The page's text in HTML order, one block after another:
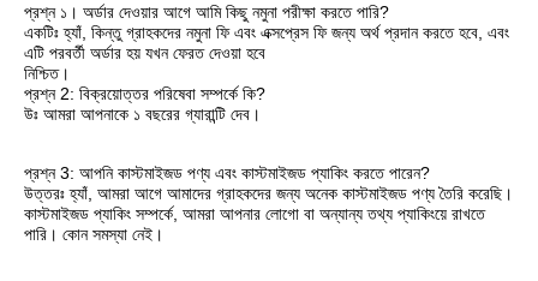
প্রশ্ন ১। অর্ডার দেওয়ার আগে আমি কিছু নমুনা পরীক্ষা করতে পারি?
একটিঃ হ্যাঁ, কিন্তু গ্রাহকদের নমুনা ফি এবং এক্সপ্রেস ফি জন্য অর্থ প্রদান করতে হবে, এবং
এটি পরবর্তী অর্ডার হয় যখন ফেরত দেওয়া হবে
নিশ্চিত।
প্রশ্ন 2: বিক্রয়োত্তর পরিষেবা সম্পর্কে কি?
উঃ আমরা আপনাকে ১ বছরের গ্যারান্টি দেব।
প্রশ্ন 3: আপনি কাস্টমাইজড পণ্য এবং কাস্টমাইজড প্যাকিং করতে পারেন?
উত্তরঃ হ্যাঁ, আমরা আগে আমাদের গ্রাহকদের জন্য অনেক কাস্টমাইজড পণ্য তৈরি করেছি।
কাস্টমাইজড প্যাকিং সম্পর্কে, আমরা আপনার লোগো বা অন্যান্য তথ্য প্যাকিংয়ে রাখতে
পারি। কোন সমস্যা নেই।